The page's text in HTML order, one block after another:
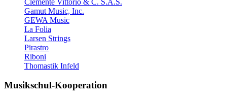
Gamut Music, Inc.
GEWA Music
La Folia
Larsen Strings
Pirastro
Riboni
Thomastik Infeld
Musikschul-Kooperation